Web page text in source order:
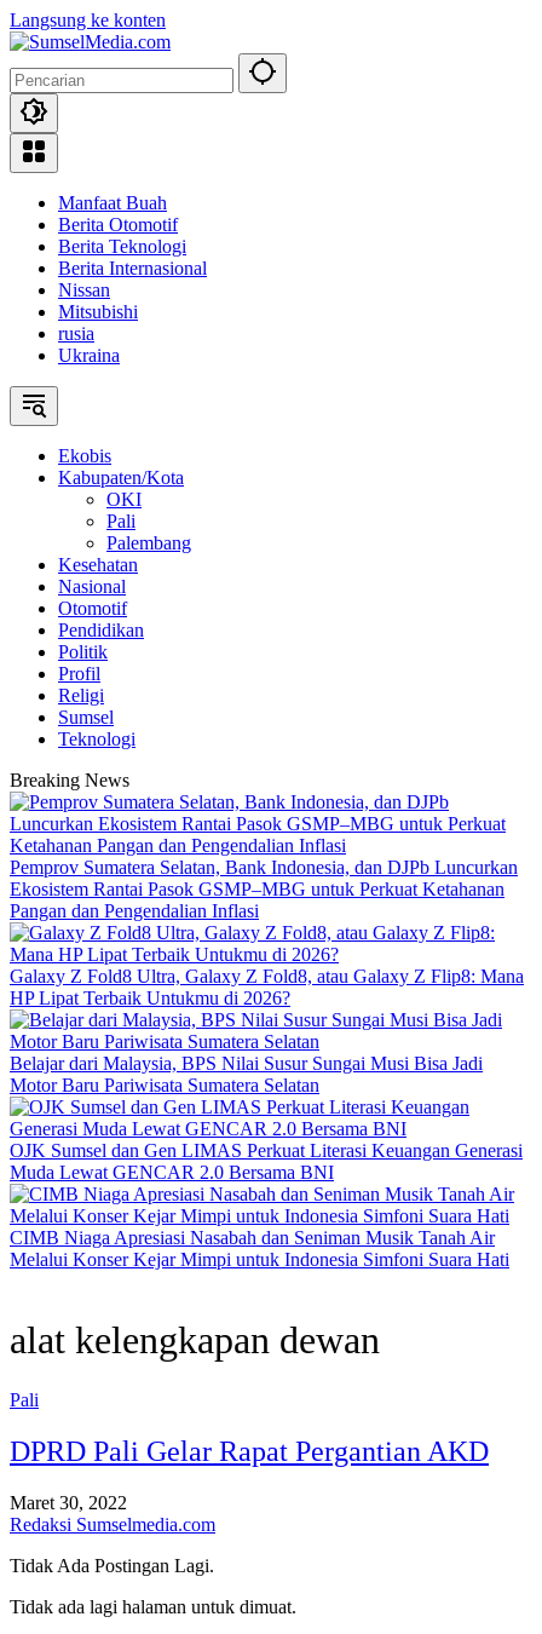
Langsung ke konten
Manfaat Buah
Berita Otomotif
Berita Teknologi
Berita Internasional
Nissan
Mitsubishi
rusia
Ukraina
Ekobis
Kabupaten/Kota
OKI
Pali
Palembang
Kesehatan
Nasional
Otomotif
Pendidikan
Politik
Profil
Religi
Sumsel
Teknologi
Breaking News
Pemprov Sumatera Selatan, Bank Indonesia, dan DJPb Luncurkan
Ekosistem Rantai Pasok GSMP–MBG untuk Perkuat Ketahanan
Pangan dan Pengendalian Inflasi
Galaxy Z Fold8 Ultra, Galaxy Z Fold8, atau Galaxy Z Flip8: Mana
HP Lipat Terbaik Untukmu di 2026?
Belajar dari Malaysia, BPS Nilai Susur Sungai Musi Bisa Jadi
Motor Baru Pariwisata Sumatera Selatan
OJK Sumsel dan Gen LIMAS Perkuat Literasi Keuangan Generasi
Muda Lewat GENCAR 2.0 Bersama BNI
CIMB Niaga Apresiasi Nasabah dan Seniman Musik Tanah Air
Melalui Konser Kejar Mimpi untuk Indonesia Simfoni Suara Hati
alat kelengkapan dewan
Pali
DPRD Pali Gelar Rapat Pergantian AKD
Maret 30, 2022
Redaksi Sumselmedia.com
Tidak Ada Postingan Lagi.
Tidak ada lagi halaman untuk dimuat.